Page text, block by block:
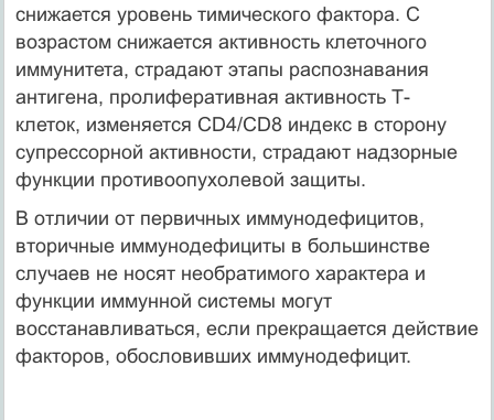
снижается уровень тимического фактора. С
возрастом снижается активность клеточного
иммунитета, страдают этапы распознавания
антигена, пролиферативная активность Т-
клеток, изменяется CD4/CD8 индекс в сторону
супрессорной активности, страдают надзорные
функции противоопухолевой защиты.
В отличии от первичных иммунодефицитов,
вторичные иммунодефициты в большинстве
случаев не носят необратимого характера и
функции иммунной системы могут
восстанавливаться, если прекращается действие
факторов, обословивших иммунодефицит.